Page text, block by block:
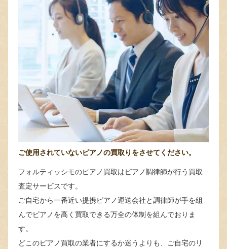
ご使用されていないピアノの買取りをさせてください。
フォルティッシモのピアノ買取はピアノ調律師が行う買取
査定サービスです。
ご自宅から一番近い提携ピアノ運送会社と調律師が手を組
んでピアノを高く買取できる万全の体制を組んでおりま
す。
どこのピアノ買取の業者にするか迷うよりも、ご自宅のリ